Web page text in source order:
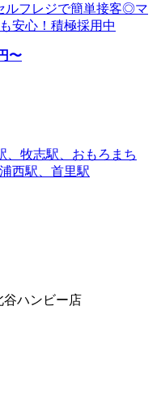
ルフレジで簡単接客◎マ
安心！積極採用中
〜
、牧志駅、おもろまち
西駅、首里駅
ハンビー店